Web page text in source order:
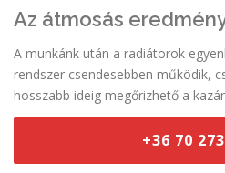
Az átmosás
A munkánk után a radiátorok
rendszer csendesebben működik,
hosszabb ideig megőrizhető a
+36 70